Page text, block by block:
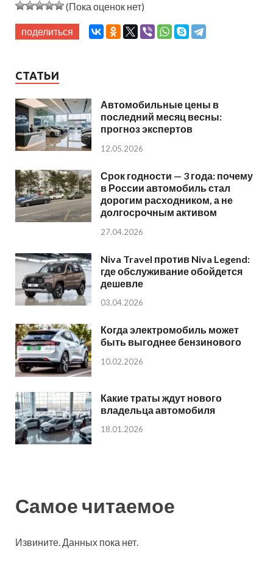
(Пока оценок нет)
поделиться
СТАТЬИ
Автомобильные цены в
последний месяц весны:
прогноз экспертов
12.05.2026
Срок годности — 3 года: почему
в России автомобиль стал
дорогим расходником, а не
долгосрочным активом
27.04.2026
Niva Travel против Niva Legend:
где обслуживание обойдется
дешевле
03.04.2026
Когда электромобиль может
быть выгоднее бензинового
10.02.2026
Какие траты ждут нового
владельца автомобиля
18.01.2026
Самое читаемое
Извините. Данных пока нет.